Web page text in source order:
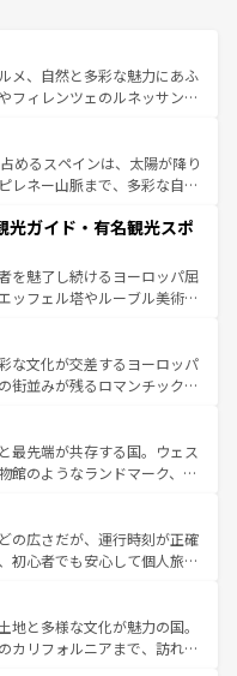
メ、自然と多彩な魅力にあふ
フィレンツェのルネッサンス
園風景やアマルフィ海岸の絶
い。観光の合間には、本場の
タリア料理を堪能することも
れられない旅をしてみよう！
めるスペインは、太陽が降り
レネー山脈まで、多彩な自然
熱的なフラメンコ、熱気あふ
パスが生活の一部となってい
れた雰囲気や、バルセロナの
方では古代ローマ遺跡や中世
候が異なるスペインはその個
性で訪れる人を魅了する。 なお、新着のスペイン情報は コ
い。
光ガイド・有名観光スポ
を魅了し続けるヨーロッパ屈
ッフェル塔やルーブル美術館
る。華麗な宮殿、歴史的な大
豊かな自然が、訪れる者を心
スは美食の国としても知ら
あるランス、プロヴァンスの
多彩な楽しみ方が可能だ。さ
力が溢れており、どの街角に
れで全く異なる文化を体験で
着のフランス情報はコンテンツ一覧
な文化が交差するヨーロッパ
街並みが残るロマンチック街
いても飽きることがない。ベ
ルン州のアルプスの絶景、そ
といった風景は必見。ビール
しい。 なお、新着の
を参照してほしい。
最先端が共存する国。ウェス
館のようなランドマーク、歴
。また、優雅なアフタヌーン
らない英国パブ、サッカー観
る体験も豊富。イギリスを旅
の広さだが、運行時刻が正確
初心者でも安心して個人旅行
スイスならではのユニークな
だけでなく町歩きも満喫する
高いため物価も高いが、旅行
地と多様な文化が魅力の国。
カリフォルニアまで、訪れる